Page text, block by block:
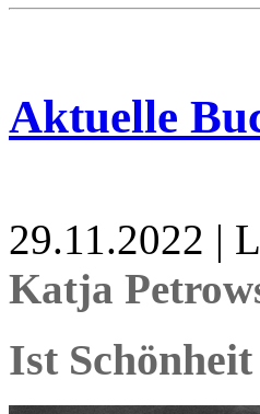
Aktuelle
29.11.2022 |
Katja
Ist